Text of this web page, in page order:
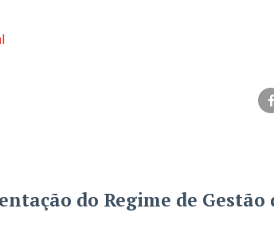
do Regime de Gestão